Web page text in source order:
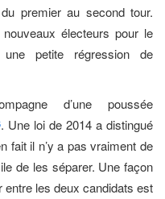
premier au second tour.
électeurs pour le
petite régression de
d’une poussée
. Une loi de 2014 a distingué
fait il n’y a pas vraiment de
de les séparer. Une façon
les deux candidats est